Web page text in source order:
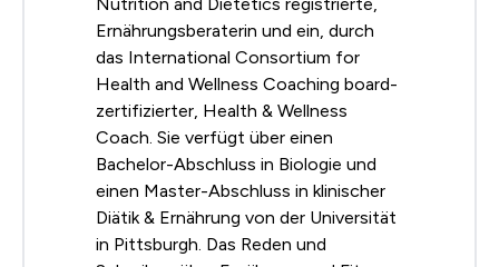
Ernährungsberaterin und ein, durch
das International Consortium for
Health and Wellness Coaching board-
zertifizierter, Health & Wellness
Coach. Sie verfügt über einen
Bachelor-Abschluss in Biologie und
einen Master-Abschluss in klinischer
Diätik & Ernährung von der Universität
in Pittsburgh. Das Reden und